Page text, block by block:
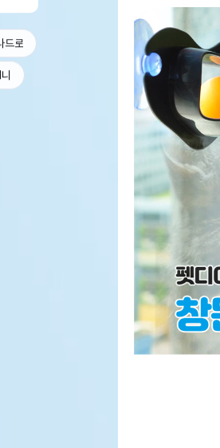
드로